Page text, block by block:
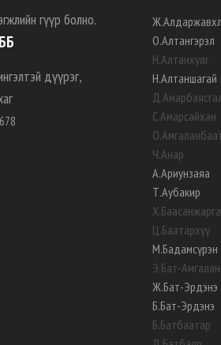
гүүр болно.
дүүрэг,
Ж.
О.Алтангэрэл
Н.Алтанхуяг
Н.Алтаншагай
Д.
С.Амарсайхан
О.
Ч.Анар
А.Ариунзаяа
Т.Аубакир
Х.
Ц.Баатархүү
М.Бадамсүрэн
Э.Бат-Амгалан
Ж.Бат-Эрдэнэ
Б.Бат-Эрдэнэ
Б.Батбаатар